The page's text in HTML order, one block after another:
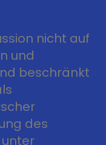
nicht auf
und
beschränkt
des